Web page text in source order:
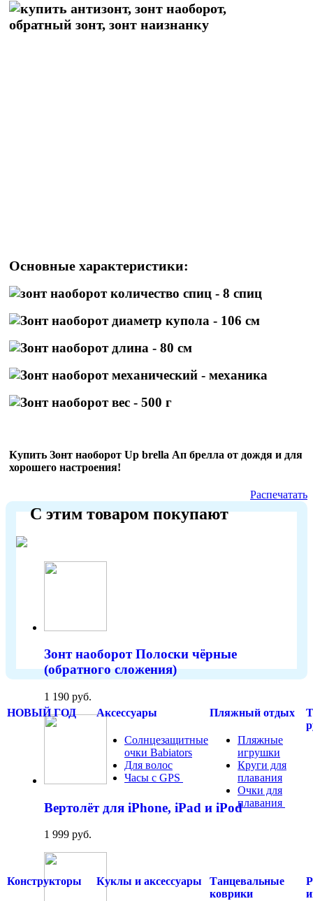
Основные характеристики:
- 8 спиц
- 106 см
- 80 см
- механика
- 500 г
Купить Зонт наоборот Up brella Ап брелла от дождя и для
хорошего настроения!
Распечатать
С этим товаром покупают
Зонт наоборот Полоски чёрные
(обратного сложения)
1 190 руб.
Вертолёт для iPhone, iPad и iPod
1 999 руб.
НОВЫЙ ГОД Аксессуары
Солнцезащитные
очки Babiators
Для волос
Часы с GPS
Пляжный отдых
Пляжные
игрушки
Круги для
плавания
Очки для
плавания
Конструкторы Куклы и аксессуары
Танцевальные
коврики